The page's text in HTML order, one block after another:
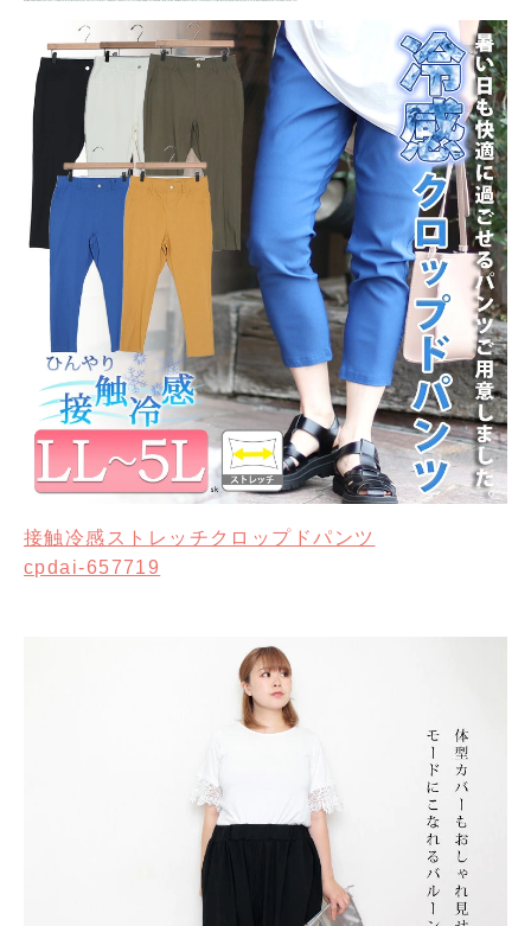
接触冷感ストレッチクロップドパンツ
cpdai-657719